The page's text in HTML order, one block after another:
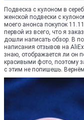
Подвеска с кулоном в
женской подвески с
моего анонса покупок
первой из всего, что я
дошли написать обзор. В
написания отзывов на
знаю, отображается ли он
красивыми фото, поэтому
с этим не попишешь.